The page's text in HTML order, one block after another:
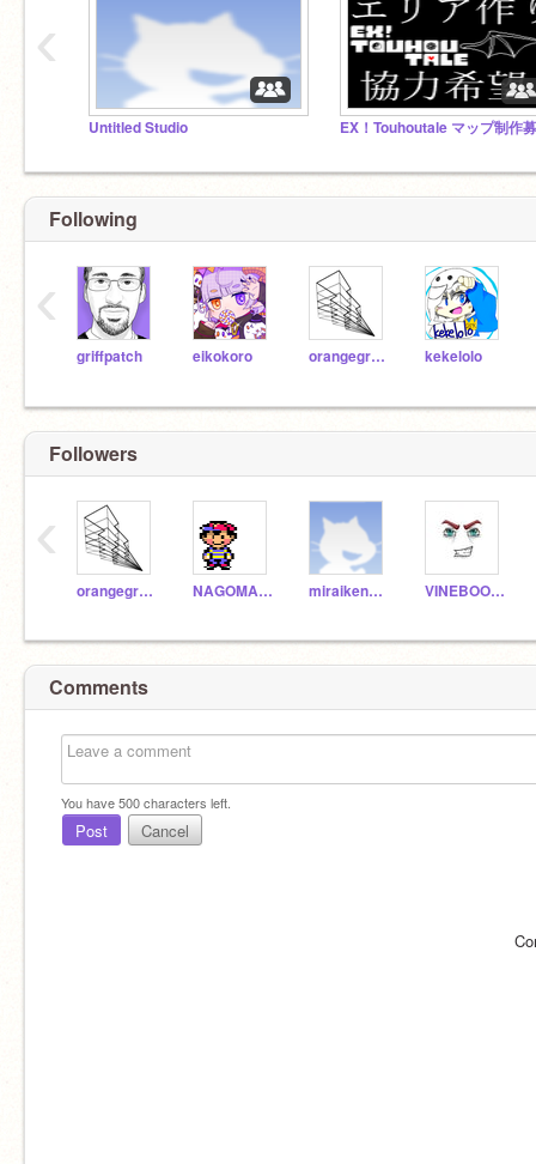
Untitled Studio EX！Touhoutale マップ制作
‹
Following
griffpatch eikokoro orangegrape09 kekelolo
‹
Followers
orangegrape09 NAGOMARU miraikenshin VINEBOOM_red
‹
Comments
You have500characters left.
Post Cancel